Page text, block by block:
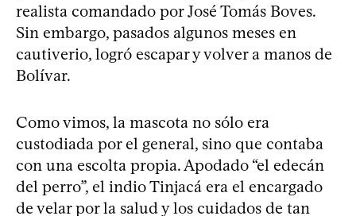
realista comandado por José Tomás Boves.
Sin embargo, pasados algunos meses en
cautiverio, logró escapar y volver a manos de
Bolívar.
Como vimos, la mascota no sólo era
custodiada por el general, sino que contaba
con una escolta propia. Apodado “el edecán
del perro”, el indio Tinjacá era el encargado
de velar por la salud y los cuidados de tan